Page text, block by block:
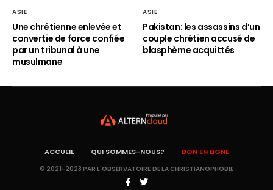
ASIE
Une chrétienne enlevée et
convertie de force confiée
par un tribunal à une
musulmane
ASIE
Pakistan: les assassins d’un
couple chrétien accusé de
blasphème acquittés
ACCUEIL QUI SOMMES-NOUS? DON EN LIGNE
© 2021-2023 PAR L'OBSERVATOIRE DE LA CHRISTIANOPHOBIE